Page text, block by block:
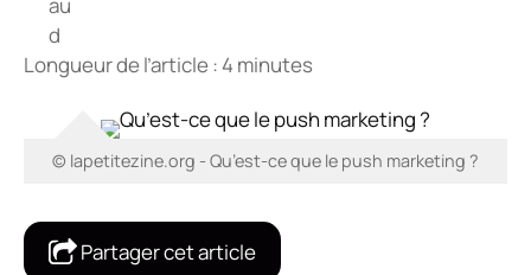
Longueur de l’article : 4 minutes
© lapetitezine.org - Qu’est-ce que le push marketing ?
Partager cet article